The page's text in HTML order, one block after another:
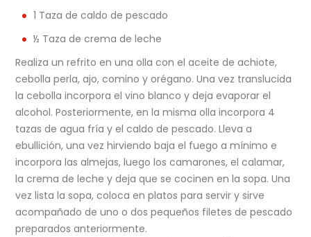
1 Taza de caldo de pescado
½ Taza de crema de leche
Realiza un refrito en una olla con el aceite de achiote,
cebolla perla, ajo, comino y orégano. Una vez translucida
la cebolla incorpora el vino blanco y deja evaporar el
alcohol. Posteriormente, en la misma olla incorpora 4
tazas de agua fría y el caldo de pescado. Lleva a
ebullición, una vez hirviendo baja el fuego a mínimo e
incorpora las almejas, luego los camarones, el calamar,
la crema de leche y deja que se cocinen en la sopa. Una
vez lista la sopa, coloca en platos para servir y sirve
acompañado de uno o dos pequeños filetes de pescado
preparados anteriormente.